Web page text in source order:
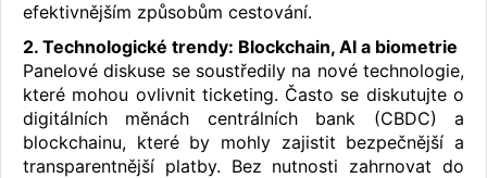
efektivnějším způsobům cestování.
2. Technologické trendy: Blockchain, AI a biometrie
Panelové diskuse se soustředily na nové technologie,
které mohou ovlivnit ticketing. Často se diskutujte o
digitálních měnách centrálních bank (CBDC) a
blockchainu, které by mohly zajistit bezpečnější a
transparentnější platby. Bez nutnosti zahrnovat do